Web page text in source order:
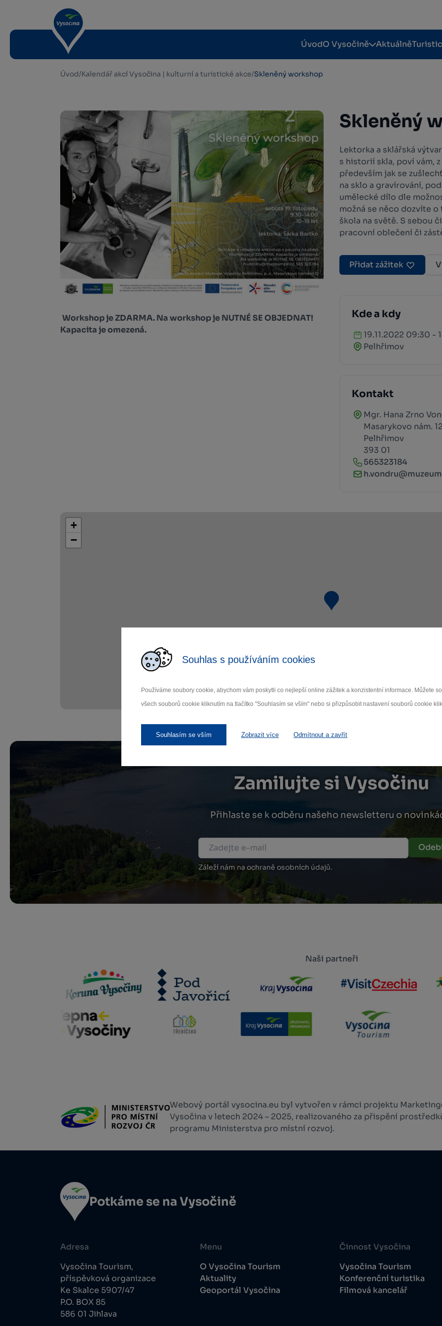
Souhlas s používáním cookies
Používáme soubory cookie, abychom vám poskytli co nejlepší online zážitek a konzistentní informace. Můžete
všech souborů cookie kliknutím na tlačítko "Souhlasím se vším" nebo si přizpůsobit nastavení souborů cookie
Souhlasím se vším Zobrazit více Odmítnout a zavřít
ÚvodO Vysočině Aktuálně
Úvod/Kalendář akcí Vysočina | kulturní a turistické akce/Skleněný workshop
Skleněný
Lektorka a sklářská
s historií skla, poví vám,
především jak se
na sklo a gravírování,
umělecké dílo dle
možná se něco dozvíte
škola na světě. S sebou
pracovní oblečení či
Přidat zážitek
Kde a kdy
19.11.2022 09:30 -
Pelhřimov
Kontakt
Mgr. Hana Zrno
Masarykovo nám. 12
Pelhřimov
393 01
565323184
Workshop je ZDARMA. Na workshop je NUTNÉ SE OBJEDNAT!
Kapacita je omezená.
+
−
Zamilujte si Vysočinu
Přihlaste se k odběru našeho newsletteru o
Záleží nám na ochraně osobních údajů.
Naši partneři
Webový portál vysocina.eu byl vytvořen v rámci projektu
Vysočina v letech 2024 – 2025, realizovaného za přispění
programu Ministerstva pro místní rozvoj.
Potkáme se na Vysočině
Adresa
Vysočina Tourism,
příspěvková organizace
Ke Skalce 5907/47
P.O. BOX 85
586 01 Jihlava
Menu
O Vysočina Tourism
Aktuality
Geoportál Vysočina
Činnost Vysočina
Vysočina Tourism
Konferenční turistika
Filmová kancelář